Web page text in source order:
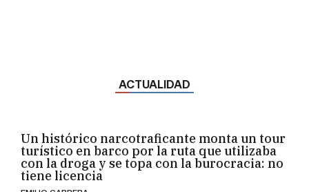
ACTUALIDAD
Un histórico narcotraficante monta un tour
turístico en barco por la ruta que utilizaba
con la droga y se topa con la burocracia: no
tiene licencia